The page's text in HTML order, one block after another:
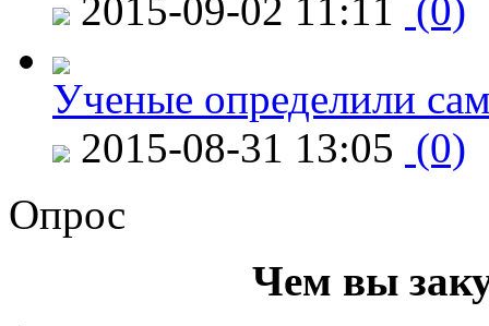
2015-09-02 11:11 (0)
Ученые определили
2015-08-31 13:05 (0)
Опрос
Чем вы